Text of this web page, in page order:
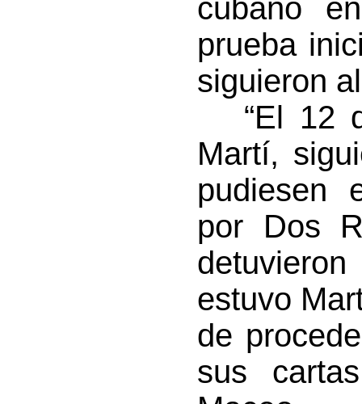
cubano
prueba
siguieron
“El 12
Martí,
pudiesen
por Dos
estuvo
de
sus